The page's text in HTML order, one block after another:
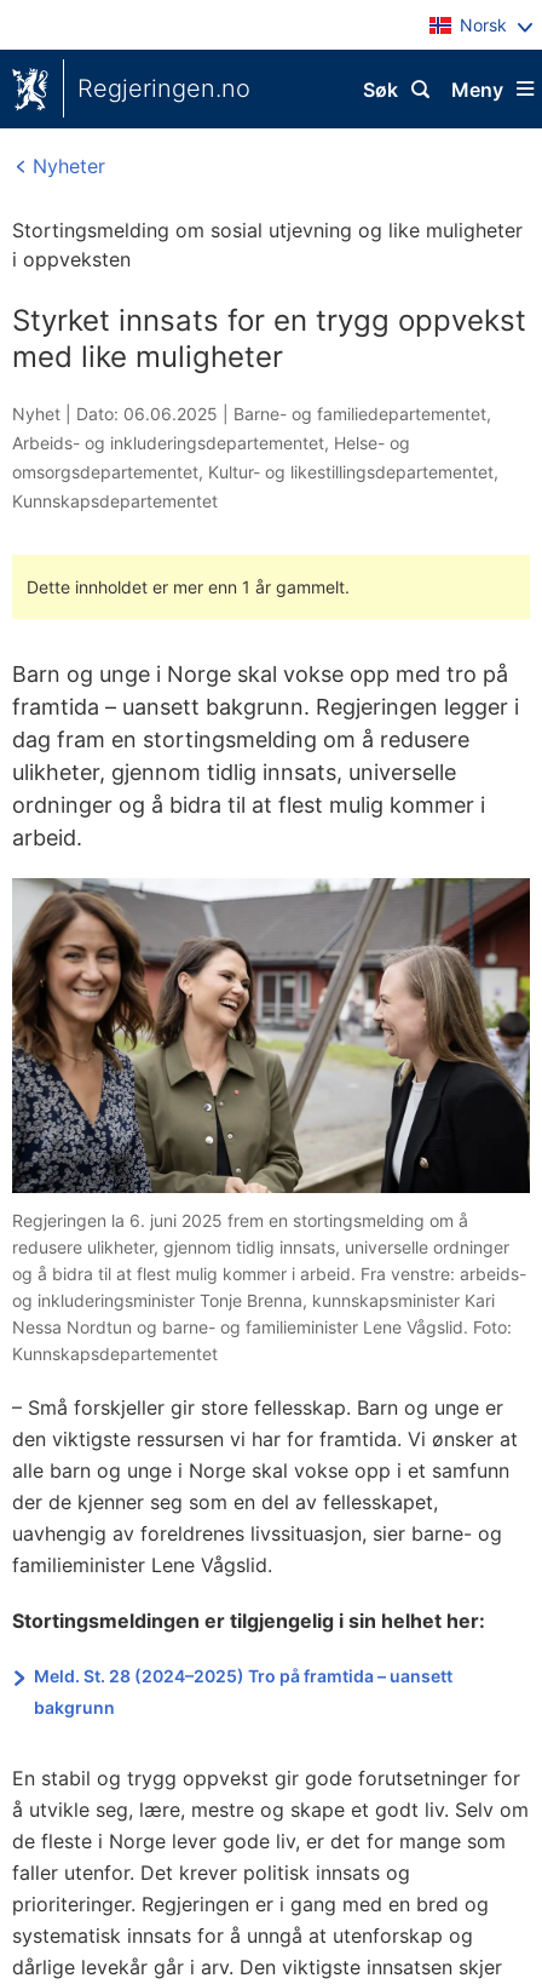
Norsk
Regjeringen.no Meny
Søk
Nyheter
Stortingsmelding om sosial utjevning og like muligheter
i oppveksten
Styrket innsats for en trygg oppvekst
med like muligheter
Nyhet | Dato: 06.06.2025 Barne- og familiedepartementet,
Arbeids- og inkluderingsdepartementet, Helse- og
omsorgsdepartementet, Kultur- og likestillingsdepartementet,
Kunnskapsdepartementet
Dette innholdet er mer enn 1 år gammelt.
Barn og unge i Norge skal vokse opp med tro på
framtida – uansett bakgrunn. Regjeringen legger i
dag fram en stortingsmelding om å redusere
ulikheter, gjennom tidlig innsats, universelle
ordninger og å bidra til at flest mulig kommer i
arbeid.
Regjeringen la 6. juni 2025 frem en stortingsmelding om å
redusere ulikheter, gjennom tidlig innsats, universelle ordninger
og å bidra til at flest mulig kommer i arbeid. Fra venstre: arbeids-
og inkluderingsminister Tonje Brenna, kunnskapsminister Kari
Nessa Nordtun og barne- og familieminister Lene Vågslid. Foto:
Kunnskapsdepartementet
– Små forskjeller gir store fellesskap. Barn og unge er
den viktigste ressursen vi har for framtida. Vi ønsker at
alle barn og unge i Norge skal vokse opp i et samfunn
der de kjenner seg som en del av fellesskapet,
uavhengig av foreldrenes livssituasjon, sier barne- og
familieminister Lene Vågslid.
Stortingsmeldingen er tilgjengelig i sin helhet her:
Meld. St. 28 (2024–2025) Tro på framtida – uansett
bakgrunn
En stabil og trygg oppvekst gir gode forutsetninger for
å utvikle seg, lære, mestre og skape et godt liv. Selv om
de fleste i Norge lever gode liv, er det for mange som
faller utenfor. Det krever politisk innsats og
prioriteringer. Regjeringen er i gang med en bred og
systematisk innsats for å unngå at utenforskap og
dårlige levekår går i arv. Den viktigste innsatsen skjer